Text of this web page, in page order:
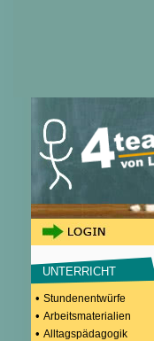
UNTERRICHT
• Stundenentwürfe
• Arbeitsmaterialien
• Alltagspädagogik